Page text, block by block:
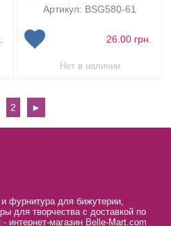
Артикул: BSG580-61
26.00 грн.
Нет в наличии
2 ►
фурнитура для бижутерии,
для творчества с доставкой по
интернет-магазин Belle-Mart.com